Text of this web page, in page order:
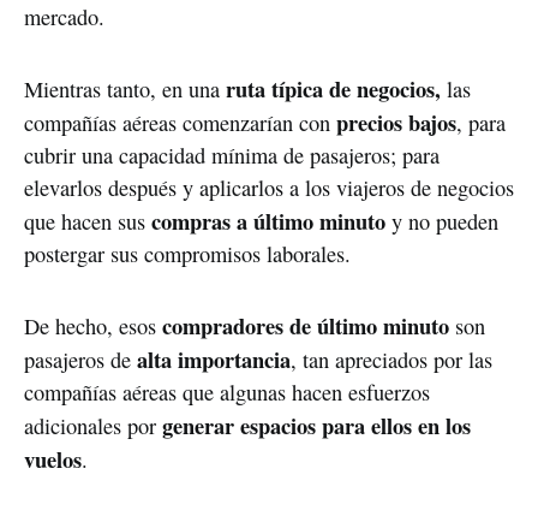
mercado.
Mientras tanto, en una ruta típica de negocios, las
compañías aéreas comenzarían con precios bajos, para
cubrir una capacidad mínima de pasajeros; para
elevarlos después y aplicarlos a los viajeros de negocios
que hacen sus compras a último minuto y no pueden
postergar sus compromisos laborales.
De hecho, esos compradores de último minuto son
pasajeros de alta importancia, tan apreciados por las
compañías aéreas que algunas hacen esfuerzos
adicionales por generar espacios para ellos en los
vuelos.